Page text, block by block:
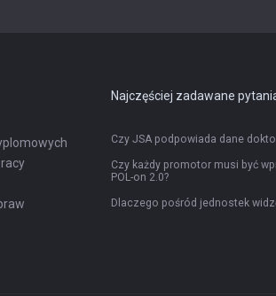
Najczęściej zadawane
Czy JSA podpowiada dane
Czy każdy promotor musi być
POL-on 2.0?
Dlaczego pośród jednostek